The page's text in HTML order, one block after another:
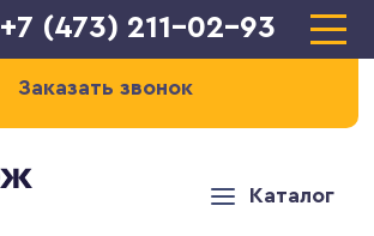
+7 (473) 211-02-93
Заказать звонок
Каталог